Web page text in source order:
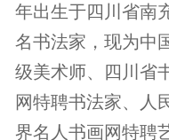
年出生于四川省南
名书法家，现为中
级美术师、四川省
网特聘书法家、人
界名人书画网特聘